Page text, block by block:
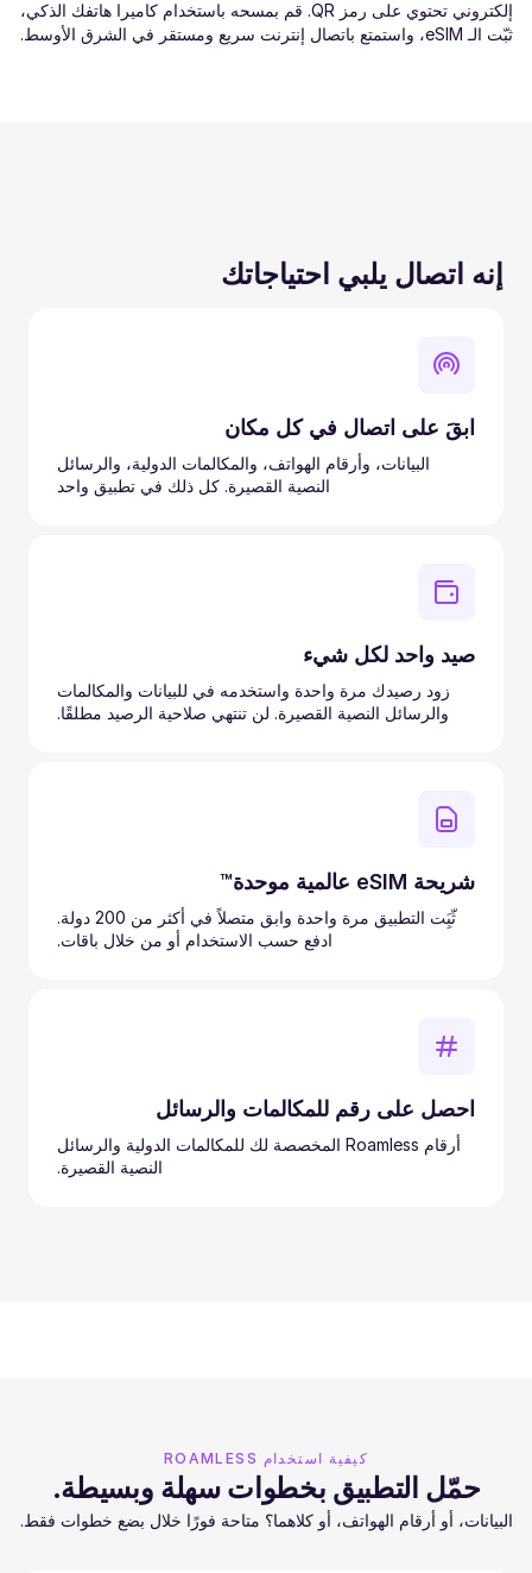
إلكتروني تحتوي على رمز QR. قم بمسحه باستخدام كاميرا هاتفك الذكي،
ثبّت الـ eSIM، واستمتع باتصال إنترنت سريع ومستقر في الشرق الأوسط.
إنه اتصال يلبي احتياجاتك
ابقَ على اتصال في كل مكان
البيانات، وأرقام الهواتف، والمكالمات الدولية، والرسائل
النصية القصيرة. كل ذلك في تطبيق واحد
صيد واحد لكل شيء
زود رصيدك مرة واحدة واستخدمه في للبيانات والمكالمات
والرسائل النصية القصيرة. لن تنتهي صلاحية الرصيد مطلقًا.
شريحة eSIM عالمية موحدة™
ثّبَِت التطبيق مرة واحدة وابق متصلاً في أكثر من 200 دولة.
ادفع حسب الاستخدام أو من خلال باقات.
احصل على رقم للمكالمات والرسائل
أرقام Roamless المخصصة لك للمكالمات الدولية والرسائل
النصية القصيرة.
كيفية استخدام ROAMLESS
حمّل التطبيق بخطوات سهلة وبسيطة.
البيانات، أو أرقام الهواتف، أو كلاهما؟ متاحة فورًا خلال بضع خطوات فقط.